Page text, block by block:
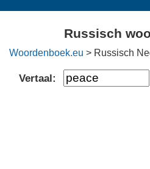
Russisch
Woordenboek.eu > Russisch
Vertaal: